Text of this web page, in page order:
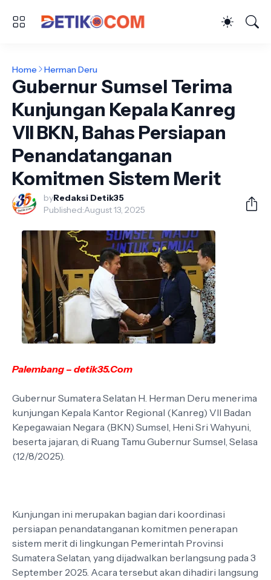
Home Herman Deru
Gubernur Sumsel Terima
Kunjungan Kepala Kanreg
VII BKN, Bahas Persiapan
Penandatanganan
Komitmen Sistem Merit
byRedaksi Detik35
Published:August 13, 2025
Palembang – detik35.Com
Gubernur Sumatera Selatan H. Herman Deru menerima
kunjungan Kepala Kantor Regional (Kanreg) VII Badan
Kepegawaian Negara (BKN) Sumsel, Heni Sri Wahyuni,
beserta jajaran, di Ruang Tamu Gubernur Sumsel, Selasa
(12/8/2025).
Kunjungan ini merupakan bagian dari koordinasi
persiapan penandatanganan komitmen penerapan
sistem merit di lingkungan Pemerintah Provinsi
Sumatera Selatan, yang dijadwalkan berlangsung pada 3
September 2025. Acara tersebut akan dihadiri langsung